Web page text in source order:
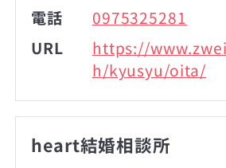
電話
0975325281
URL
https://
h/kyusyu/oita/
heart結婚相談所